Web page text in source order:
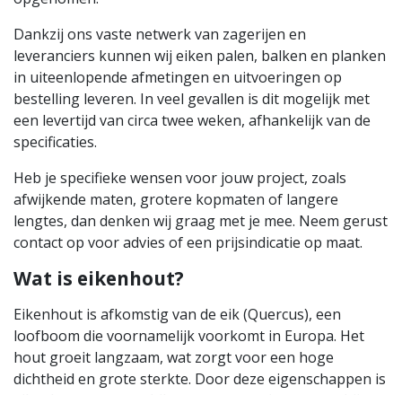
Dankzij ons vaste netwerk van zagerijen en
leveranciers kunnen wij eiken palen, balken en planken
in uiteenlopende afmetingen en uitvoeringen op
bestelling leveren. In veel gevallen is dit mogelijk met
een levertijd van circa twee weken, afhankelijk van de
specificaties.
Heb je specifieke wensen voor jouw project, zoals
afwijkende maten, grotere kopmaten of langere
lengtes, dan denken wij graag met je mee. Neem gerust
contact op voor advies of een prijsindicatie op maat.
Wat is eikenhout?
Eikenhout is afkomstig van de eik (Quercus), een
loofboom die voornamelijk voorkomt in Europa. Het
hout groeit langzaam, wat zorgt voor een hoge
dichtheid en grote sterkte. Door deze eigenschappen is